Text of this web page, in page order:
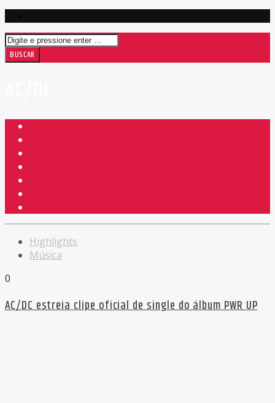
Highlights
Música
0
AC/DC estreia clipe oficial de single do álbum PWR UP